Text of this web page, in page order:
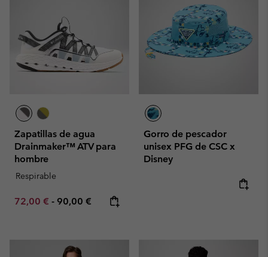
Zapatillas de agua
Drainmaker™ ATV para
hombre
Respirable
Minimum sale price:
72,00 € - Maximum price:
90,00 €
Gorro de pescador
unisex PFG de CSC x
Disney